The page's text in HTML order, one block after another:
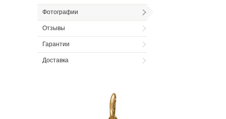
Фотографии
Отзывы
Гарантии
Доставка